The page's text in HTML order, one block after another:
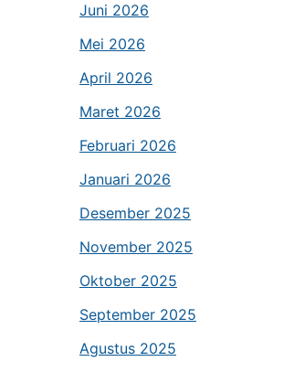
Juni 2026
Mei 2026
April 2026
Maret 2026
Februari 2026
Januari 2026
Desember 2025
November 2025
Oktober 2025
September 2025
Agustus 2025